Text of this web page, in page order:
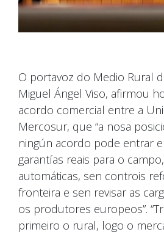
O portavoz do Medio Rural
Miguel Ángel Viso, afirmou
acordo comercial entre a
Mercosur, que “a nosa
ningún acordo pode entrar
garantías reais para o
automáticas, sen controis
fronteira e sen revisar as
os produtores europeos”.
primeiro o rural, logo o